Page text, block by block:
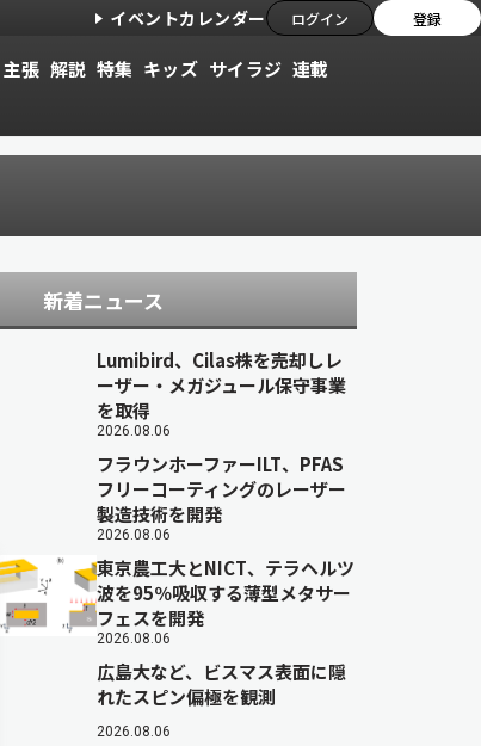
イベントカレンダー ログイン 登録
主張 解説 特集 キッズ サイラジ 連載
新着ニュース
Lumibird、Cilas株を売却しレ
ーザー・メガジュール保守事業
を取得
2026.08.06
フラウンホーファーILT、PFAS
フリーコーティングのレーザー
製造技術を開発
2026.08.06
東京農工大とNICT、テラヘルツ
波を95％吸収する薄型メタサー
フェスを開発
2026.08.06
広島大など、ビスマス表面に隠
れたスピン偏極を観測
2026.08.06